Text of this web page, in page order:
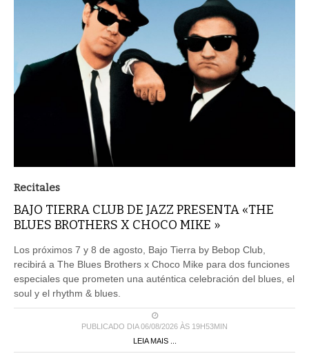
BAJO TIERRA CLUB DE JAZZ PRESENTA «THE
BLUES BROTHERS X CHOCO MIKE »
recibirá a The Blues Brothers x Choco Mike para dos funciones
especiales que prometen una auténtica celebración del blues, el
soul y el rhythm & blues.
PUBLICADO DIA 06/08/2026 ÀS 19H53MIN
LEIA MAIS ...